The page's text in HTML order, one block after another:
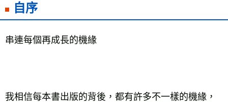
自序
串連每個再成長的機緣
我相信每本書出版的背後，都有許多不一樣的機緣，